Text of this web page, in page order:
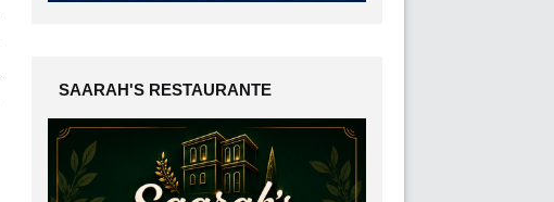
SAARAH'S RESTAURANTE